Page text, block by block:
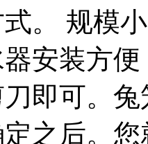
。 规模
安装方
即可。
之后。